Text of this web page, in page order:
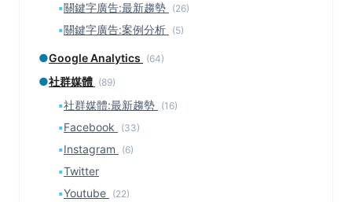
▪關鍵字廣告:最新趨勢 (26)
▪關鍵字廣告:案例分析 (5)
●Google Analytics (64)
●社群媒體 (89)
▪社群媒體:最新趨勢 (16)
▪Facebook (33)
▪Instagram (6)
▪Twitter
▪Youtube (22)